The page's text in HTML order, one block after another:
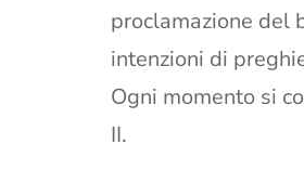
proclamazione del
intenzioni di
Ogni momento si
II.